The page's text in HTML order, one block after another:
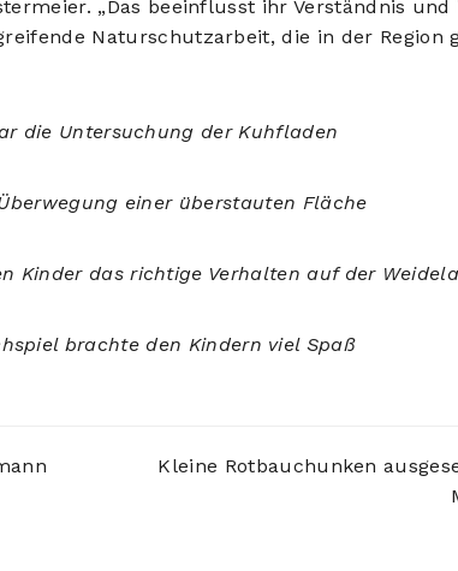
„Das beeinflusst ihr Verständnis
Naturschutzarbeit, die in der Region
die Untersuchung der Kuhfladen
einer überstauten Fläche
Kinder das richtige Verhalten auf der
brachte den Kindern viel Spaß
Kleine Rotbauchunken